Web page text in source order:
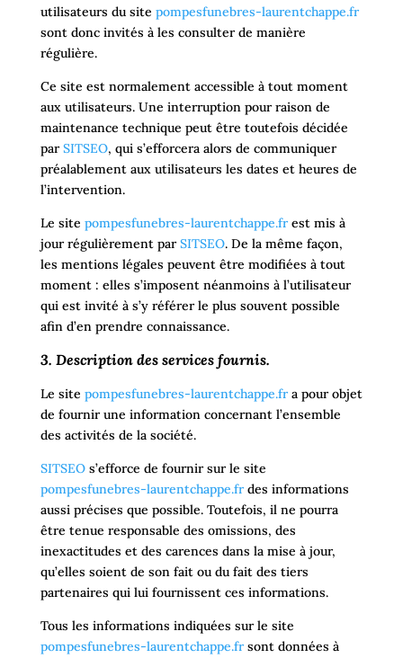
utilisateurs du site pompesfunebres-laurentchappe.fr
sont donc invités à les consulter de manière
régulière.
Ce site est normalement accessible à tout moment
aux utilisateurs. Une interruption pour raison de
maintenance technique peut être toutefois décidée
parSITSEO, qui s’efforcera alors de communiquer
préalablement aux utilisateurs les dates et heures de
l’intervention.
Le site pompesfunebres-laurentchappe.frest mis à
jour régulièrement parSITSEO. De la même façon,
les mentions légales peuvent être modifiées à tout
moment : elles s’imposent néanmoins à l’utilisateur
qui est invité à s’y référer le plus souvent possible
afin d’en prendre connaissance.
3. Description des services fournis.
Le site pompesfunebres-laurentchappe.fra pour objet
de fournir une information concernant l’ensemble
des activités de la société.
SITSEOs’efforce de fournir sur le site
pompesfunebres-laurentchappe.frdes informations
aussi précises que possible. Toutefois, il ne pourra
être tenue responsable des omissions, des
inexactitudes et des carences dans la mise à jour,
qu’elles soient de son fait ou du fait des tiers
partenaires qui lui fournissent ces informations.
Tous les informations indiquées sur le site
pompesfunebres-laurentchappe.frsont données à